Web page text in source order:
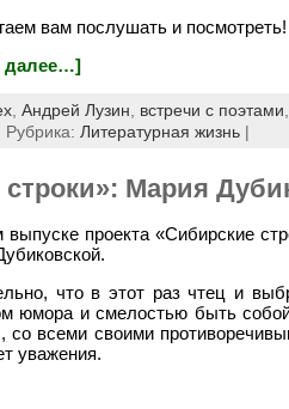
вам послушать и посмотреть!
далее…]
, Андрей Лузин встречи с поэтами
Рубрика: Литературная жизнь|
Мария
выпуске проекта «Сибирские
что в этот раз чтец и
юмора и смелостью быть
со всеми своими
уважения.